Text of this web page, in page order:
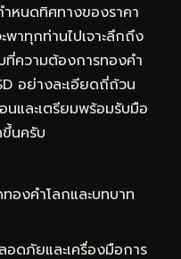
ำหนดทิศทางของราคา
าทุกท่านไปเจาะลึกถึง
ที่ความต้องการทองคำ
อย่างละเอียดถี่ถ้วน
นและเตรียมพร้อมรับมือ
นครับ
องคำโลกและบทบาท
อดภัยและเครื่องมือการ